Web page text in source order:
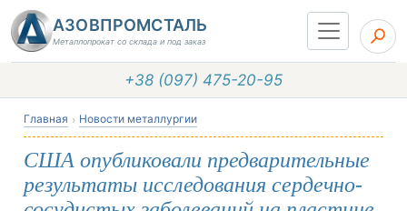
АЗОВПРОМСТАЛЬ
Металлопрокат со склада и под заказ
+38 (097) 475-20-95
Главная Новости металлургии
США опубликовали предварительные
результаты исследования сердечно-